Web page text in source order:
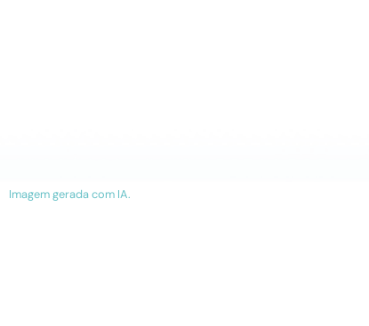
Imagem gerada com IA.